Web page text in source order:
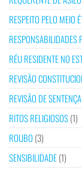
RESPEITO PELO MEIO
RESPONSABILIDADES
RÉU RESIDENTE NO
REVISÃO
REVISÃO DE
RITOS RELIGIOSOS(1)
ROUBO (3)
SENSIBILIDADE(1)